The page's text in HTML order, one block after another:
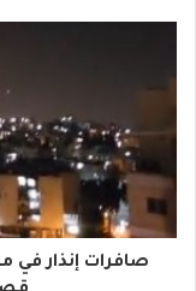
ك
ا
صافرات إنذار في